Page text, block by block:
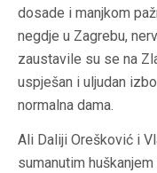
dosade i manjkom
negdje u Zagrebu,
zaustavile su se na
uspješan i uljudan
normalna dama.
Ali Daliji Orešković i
sumanutim